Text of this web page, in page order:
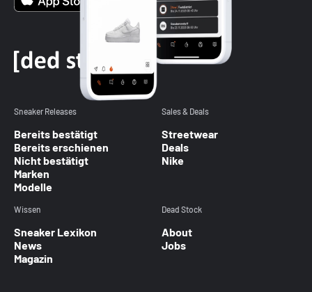
Sneaker Releases
Bereits bestätigt
Bereits erschienen
Nicht bestätigt
Marken
Modelle
Sales & Deals
Streetwear
Deals
Nike
Wissen
Sneaker Lexikon
News
Magazin
Dead Stock
About
Jobs